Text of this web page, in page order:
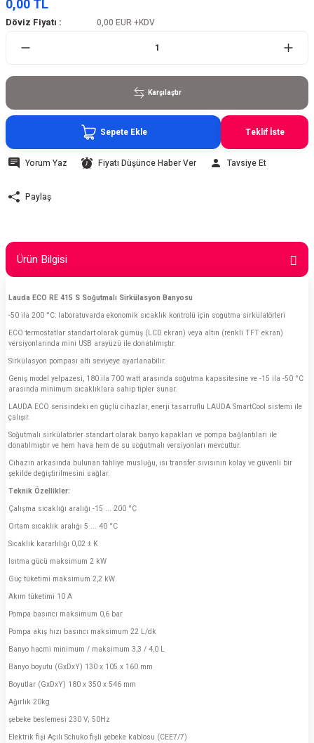
0,00 TL
Döviz Fiyatı : 0,00 EUR +KDV
Karşılaştır
Sepete Ekle Teklif İste
Yorum Yaz Fiyatı Düşünce Haber Ver Tavsiye Et
Paylaş
Ürün Bilgisi
Lauda ECO RE 415 S Soğutmalı Sirkülasyon Banyosu
-50 ila 200 °C: laboratuvarda ekonomik sıcaklık kontrolü için soğutma sirkülatörleri
ECO termostatlar standart olarak gümüş (LCD ekran) veya altın (renkli TFT ekran)
versiyonlarında mini USB arayüzü ile donatılmıştır.
Sirkülasyon pompası altı seviyeye ayarlanabilir.
Geniş model yelpazesi, 180 ila 700 watt arasında soğutma kapasitesine ve -15 ila -50 °C
arasında minimum sıcaklıklara sahip tipler sunar.
LAUDA ECO serisindeki en güçlü cihazlar, enerji tasarruflu LAUDA SmartCool sistemi ile
çalışır.
Soğutmalı sirkülatörler standart olarak banyo kapakları ve pompa bağlantıları ile
donatılmıştır ve hem hava hem de su soğutmalı versiyonları mevcuttur.
Cihazın arkasında bulunan tahliye musluğu, ısı transfer sıvısının kolay ve güvenli bir
şekilde değiştirilmesini sağlar.
Teknik Özellikler:
Çalışma sıcaklığı aralığı -15 ... 200 °C
Ortam sıcaklık aralığı 5 ... 40 °C
Sıcaklık kararlılığı 0,02 ± K
Isıtma gücü maksimum 2 kW
Güç tüketimi maksimum 2,2 kW
Akım tüketimi 10 A
Pompa basıncı maksimum 0,6 bar
Pompa akış hızı basıncı maksimum 22 L/dk
Banyo hacmi minimum / maksimum 3,3 / 4,0 L
Banyo boyutu (GxDxY) 130 x 105 x 160 mm
Boyutlar (GxDxY) 180 x 350 x 546 mm
Ağırlık 20kg
şebeke beslemesi 230 V; 50Hz
Elektrik fişi Açılı Schuko fişli şebeke kablosu (CEE7/7)